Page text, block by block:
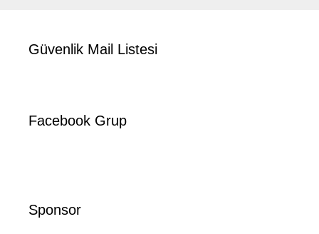
Güvenlik Mail Listesi
Facebook Grup
Sponsor